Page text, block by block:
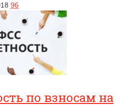
96
по взносам на